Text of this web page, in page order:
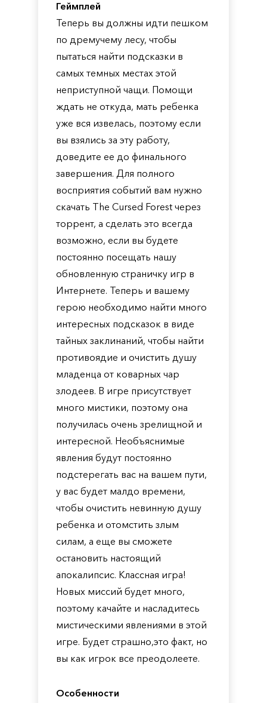
Геймплей
Теперь вы должны идти пешком
по дремучему лесу, чтобы
пытаться найти подсказки в
самых темных местах этой
неприступной чащи. Помощи
ждать не откуда, мать ребенка
уже вся извелась, поэтому если
вы взялись за эту работу,
доведите ее до финального
завершения. Для полного
восприятия событий вам нужно
скачать The Cursed Forest через
торрент, а сделать это всегда
возможно, если вы будете
постоянно посещать нашу
обновленную страничку игр в
Интернете. Теперь и вашему
герою необходимо найти много
интересных подсказок в виде
тайных заклинаний, чтобы найти
противоядие и очистить душу
младенца от коварных чар
злодеев. В игре присутствует
много мистики, поэтому она
получилась очень зрелищной и
интересной. Необъяснимые
явления будут постоянно
подстерегать вас на вашем пути,
у вас будет малдо времени,
чтобы очистить невинную душу
ребенка и отомстить злым
силам, а еще вы сможете
остановить настоящий
апокалипсис. Классная игра!
Новых миссий будет много,
поэтому качайте и насладитесь
мистическими явлениями в этой
игре. Будет страшно,это факт, но
вы как игрок все преодолеете.
Особенности